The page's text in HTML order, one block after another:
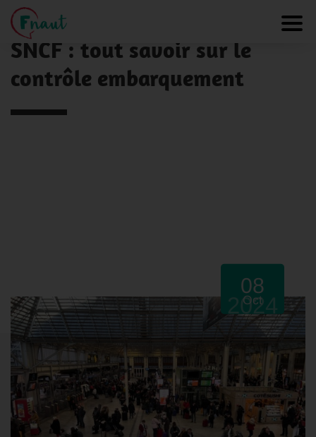
Panneau de gestion des cookies
NOS ACTUALITÉS
SNCF : tout savoir sur le
contrôle embarquement
08
Oct
2024